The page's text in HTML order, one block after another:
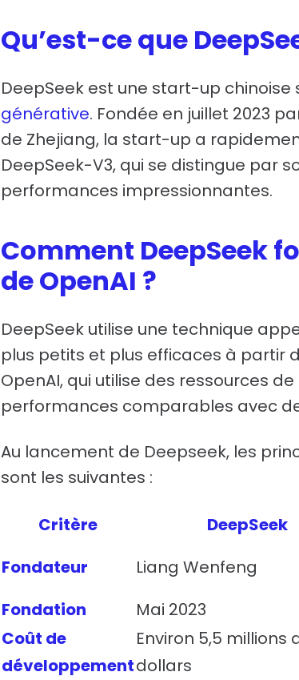
Qu’est-ce que
DeepSeek est une start-up chinoise
générative. Fondée en juillet 2023
de Zhejiang, la start-up a
DeepSeek-V3, qui se distingue par
performances impressionnantes.
Comment DeepSeek
de OpenAI ?
DeepSeek utilise une technique
plus petits et plus efficaces à partir
OpenAI, qui utilise des ressources
performances comparables avec
Au lancement de Deepseek, les
sont les suivantes :
Critère DeepSeek
Fondateur
Liang Wenfeng
Fondation
Mai 2023
Coût de
développement
Environ 5,5 millions
dollars